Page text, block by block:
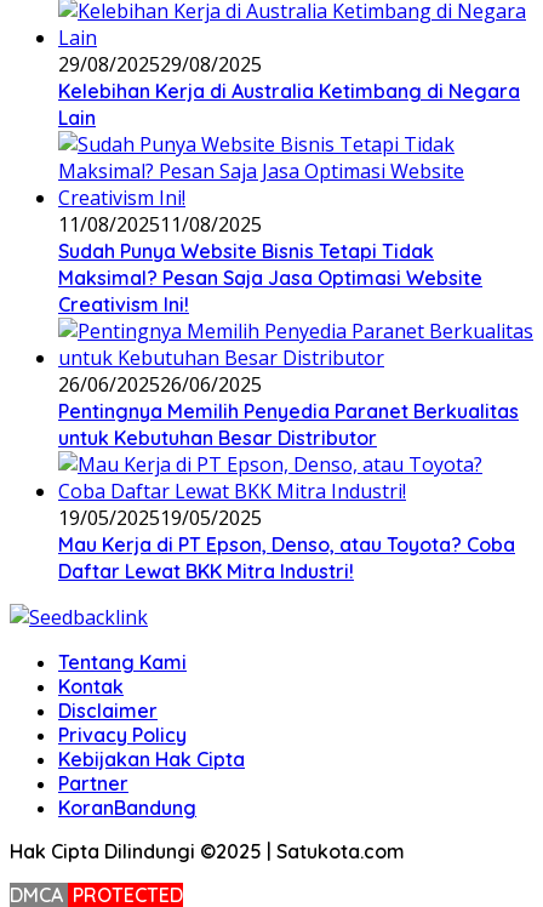
29/08/202529/08/2025
Kelebihan Kerja di Australia Ketimbang di Negara
Lain
11/08/202511/08/2025
Sudah Punya Website Bisnis Tetapi Tidak
Maksimal? Pesan Saja Jasa Optimasi Website
Creativism Ini!
26/06/202526/06/2025
Pentingnya Memilih Penyedia Paranet Berkualitas
untuk Kebutuhan Besar Distributor
19/05/202519/05/2025
Mau Kerja di PT Epson, Denso, atau Toyota? Coba
Daftar Lewat BKK Mitra Industri!
Tentang Kami
Kontak
Disclaimer
Privacy Policy
Kebijakan Hak Cipta
Partner
KoranBandung
Hak Cipta Dilindungi ©2025 | Satukota.com
DMCA PROTECTED